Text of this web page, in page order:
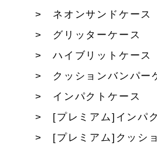
ネオンサンドケース
グリッターケース
ハイブリットケース
クッションバンパー
インパクトケース
[プレミアム]インパ
[プレミアム]クッシ